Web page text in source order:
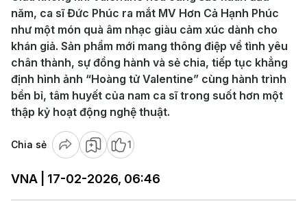
năm, ca sĩ Đức Phúc ra mắt MV Hơn Cả Hạnh Phúc
như một món quà âm nhạc giàu cảm xúc dành cho
khán giả. Sản phẩm mới mang thông điệp về tình yêu
chân thành, sự đồng hành và sẻ chia, tiếp tục khẳng
định hình ảnh “Hoàng tử Valentine” cùng hành trình
bền bỉ, tâm huyết của nam ca sĩ trong suốt hơn một
thập kỷ hoạt động nghệ thuật.
Chia sẻ 1
VNA | 17-02-2026, 06:46